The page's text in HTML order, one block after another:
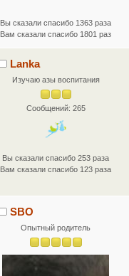
Вы сказали спасибо 1363 раза
Вам сказали спасибо 1801 раз
Lanka
Изучаю азы воспитания
Сообщений: 265
Вы сказали спасибо 253 раза
Вам сказали спасибо 123 раза
SBO
Опытный родитель